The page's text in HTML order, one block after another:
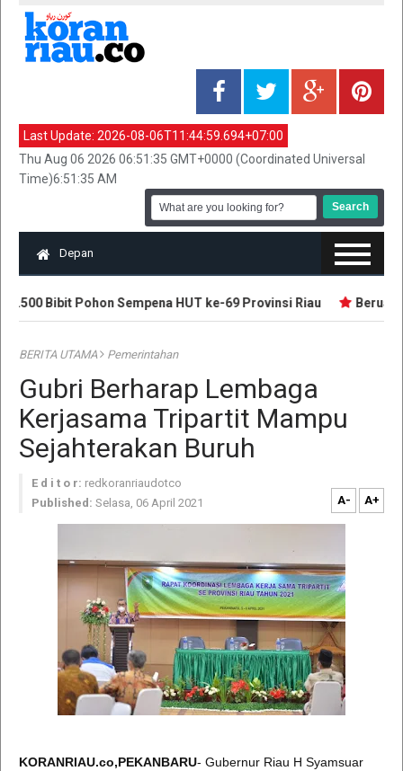
Last Update: 2026-08-06T11:44:59.694+07:00
Thu Aug 06 2026 06:51:35 GMT+0000 (Coordinated Universal
Time)6:51:35 AM
Depan
Bibit Pohon Sempena HUT ke-69 Provinsi Riau Beruang
BERITA UTAMA Pemerintahan
Gubri Berharap Lembaga
Kerjasama Tripartit Mampu
Sejahterakan Buruh
E d i t o r: redkoranriaudotco
Published: Selasa, 06 April 2021 A- A+
KORANRIAU.co,PEKANBARU- Gubernur Riau H Syamsuar